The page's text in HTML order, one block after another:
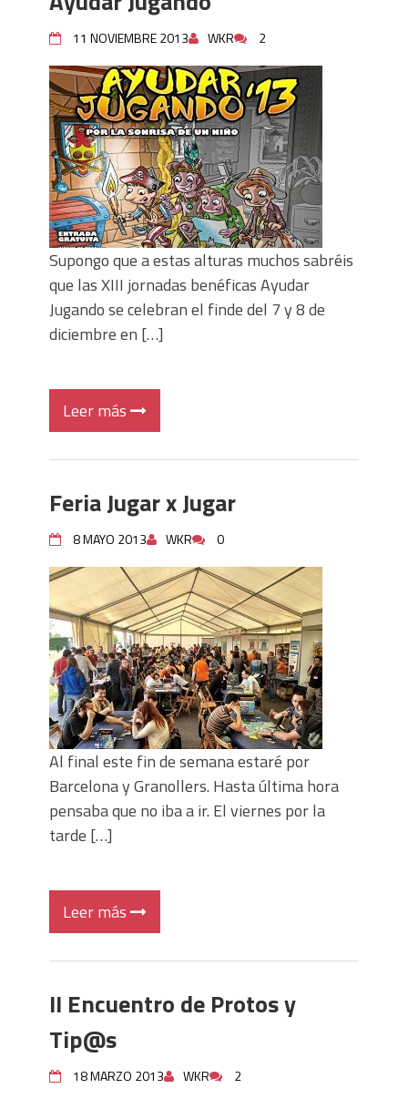
11 NOVIEMBRE 2013 WKR 2
Supongo que a estas alturas muchos sabréis
que las XIII jornadas benéficas Ayudar
Jugando se celebran el finde del 7 y 8 de
diciembre en […]
Leer más
Feria Jugar x Jugar
8 MAYO 2013 WKR 0
Al final este fin de semana estaré por
Barcelona y Granollers. Hasta última hora
pensaba que no iba a ir. El viernes por la
tarde […]
Leer más
II Encuentro de Protos y
Tip@s
18 MARZO 2013 WKR 2